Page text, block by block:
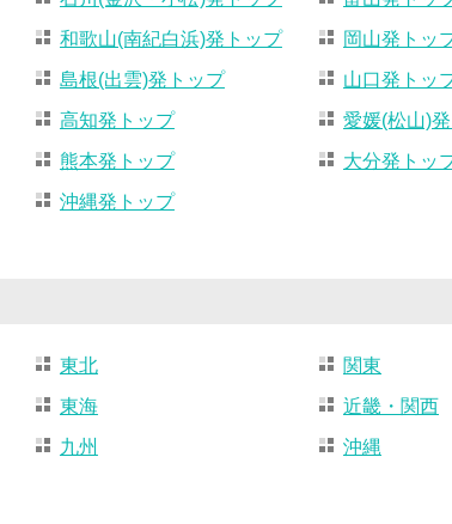
和歌山(南紀白浜)発トップ 岡山発トッ
島根(出雲)発トップ 山口発トッ
高知発トップ 愛媛(松山)
熊本発トップ 大分発トッ
沖縄発トップ
東北 関東
東海 近畿・関西
九州 沖縄